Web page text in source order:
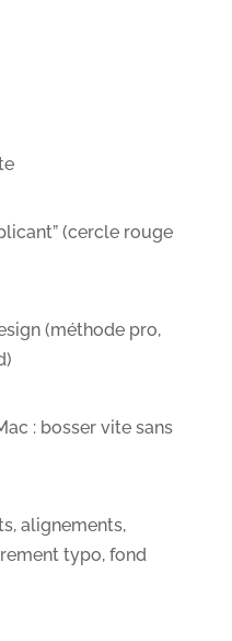
(cercle rouge
(méthode pro,
: bosser vite sans
alignements,
typo, fond